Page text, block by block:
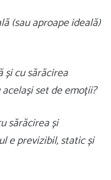
(sau aproape ideală)
și cu sărăcirea
set de emoții?
sărăcirea și
e previzibil, static și